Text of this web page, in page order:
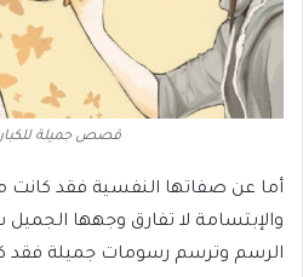
قصص جميلة
أما عن صفاتها النفسية فقد
والإبتسامة لا تفارق وجهها
الرسم وترسم رسومات جميلة فقد